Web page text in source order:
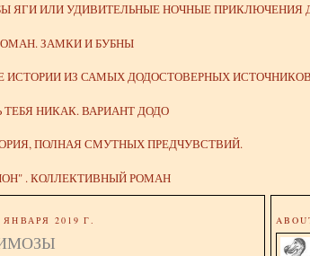
ЯГИ ИЛИ УДИВИТЕЛЬНЫЕ НОЧНЫЕ ПРИКЛЮЧЕНИЯ
ЗАМКИ И БУБНЫ
ИСТОРИИ ИЗ САМЫХ ДОДОСТОВЕРНЫХ ИСТОЧНИКОВ
ТЕБЯ НИКАК. ВАРИАНТ ДОДО
ПОЛНАЯ СМУТНЫХ ПРЕДЧУВСТВИЙ.
. КОЛЛЕКТИВНЫЙ РОМАН
2019 Г.